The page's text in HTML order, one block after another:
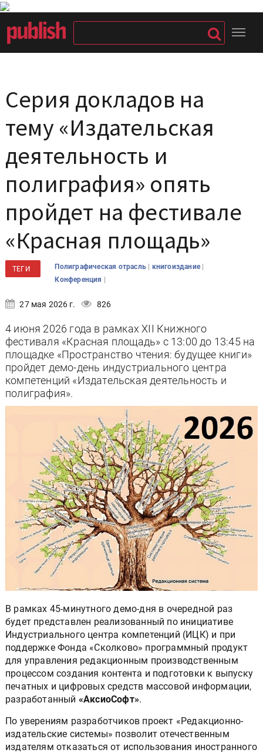
Серия докладов на
тему «Издательская
деятельность и
полиграфия» опять
пройдет на фестивале
«Красная площадь»
ТЕГИ Полиграфическая отрасль | книгоиздание |
Конференция |
27 мая 2026 г. 826
4 июня 2026 года в рамках XII Книжного
фестиваля «Красная площадь» с 13:00 до 13:45 на
площадке «Пространство чтения: будущее книги»
пройдет демо-день индустриального центра
компетенций «Издательская деятельность и
полиграфия».
В рамках 45-минутного демо-дня в очередной раз
будет представлен реализованный по инициативе
Индустриального центра компетенций (ИЦК) и при
поддержке Фонда «Сколково» программный продукт
для управления редакционным производственным
процессом создания контента и подготовки к выпуску
печатных и цифровых средств массовой информации,
разработанный «АксиоСофт».
По уверениям разработчиков проект «Редакционно-
издательские системы» позволит отечественным
издателям отказаться от использования иностранного